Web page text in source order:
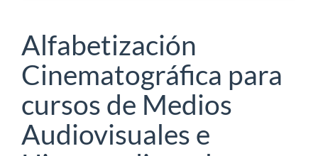
Alfabetización
Cinematográfica para
cursos de Medios
Audiovisuales e